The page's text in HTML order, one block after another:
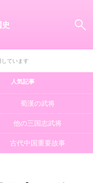
ています
人気記事
蜀漢の武将
他の三国志武将
古代中国重要故事